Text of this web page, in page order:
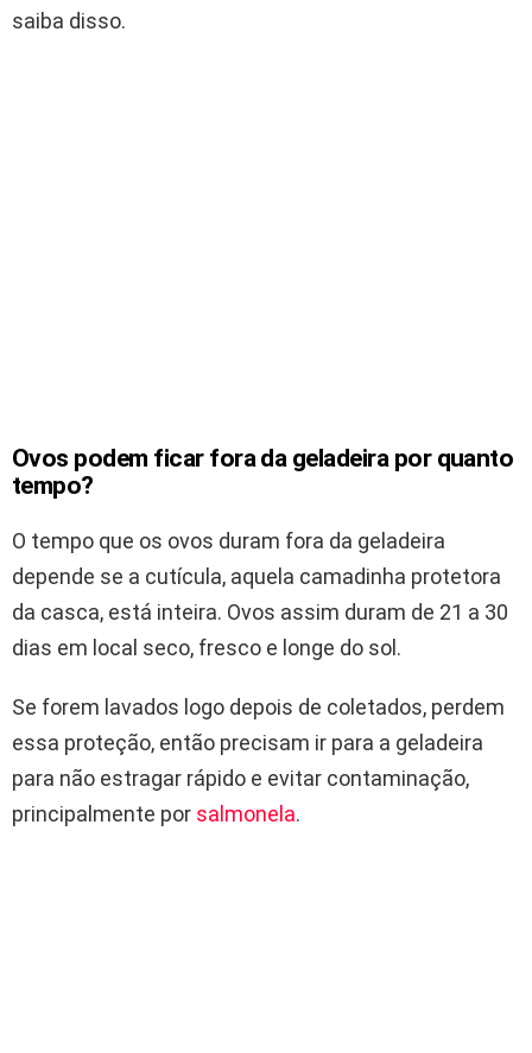
saiba disso.
Ovos podem ficar fora da geladeira por quanto
tempo?
O tempo que os ovos duram fora da geladeira
depende se a cutícula, aquela camadinha protetora
da casca, está inteira. Ovos assim duram de 21 a 30
dias em local seco, fresco e longe do sol.
Se forem lavados logo depois de coletados, perdem
essa proteção, então precisam ir para a geladeira
para não estragar rápido e evitar contaminação,
principalmente por salmonela.